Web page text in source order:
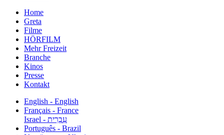
Home
Greta
Filme
HÖRFILM
Mehr Freizeit
Branche
Kinos
Presse
Kontakt
English - English
Français - France
עִבְרִית - Israel
Português - Brazil